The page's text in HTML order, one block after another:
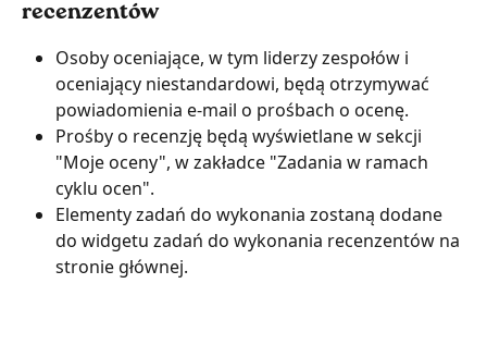
recenzentów
Osoby oceniające, w tym liderzy zespołów i
oceniający niestandardowi, będą otrzymywać
powiadomienia e-mail o prośbach o ocenę.
Prośby o recenzję będą wyświetlane w sekcji
"Moje oceny", w zakładce "Zadania w ramach
cyklu ocen".
Elementy zadań do wykonania zostaną dodane
do widgetu zadań do wykonania recenzentów na
stronie głównej.